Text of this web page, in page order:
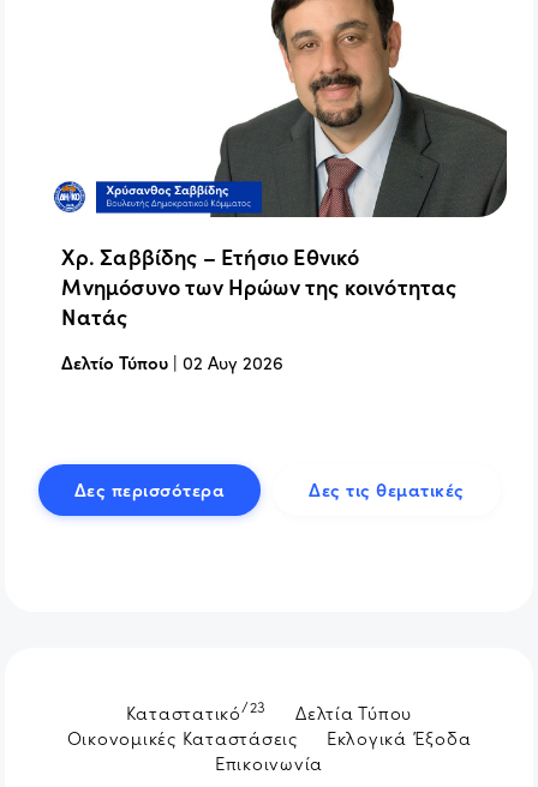
Χρ. Σαββίδης – Ετήσιο Εθνικό
Μνημόσυνο των Ηρώων της κοινότητας
Νατάς
Δελτίο Τύπου |02 Αυγ 2026
Δες περισσότερα Δες τις θεματικές
Καταστατικό/23
Δελτία Τύπου
Οικονομικές Καταστάσεις
Εκλογικά Έξοδα
Επικοινωνία